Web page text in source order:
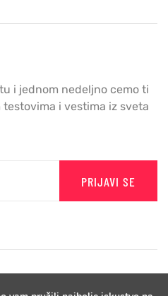
i jednom nedeljno cemo ti
i vestima iz sveta
PRIJAVI SE